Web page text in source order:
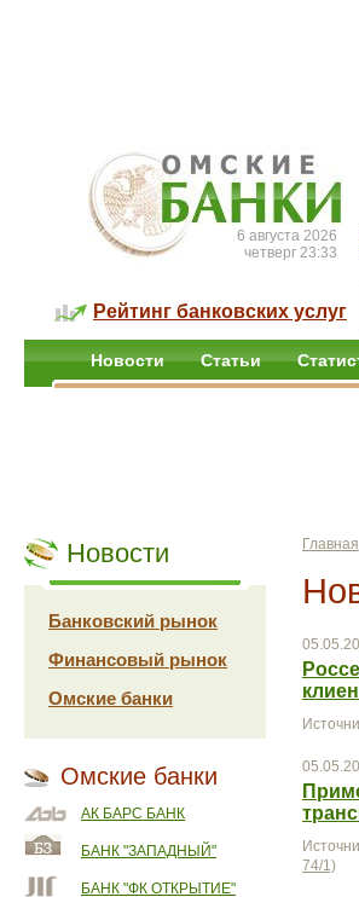
6 августа 2026
четверг 23:33
Рейтинг банковских услуг
Новости Статьи
Новости
Банковский рынок
Финансовый рынок
Омские банки
Омские банки
АК БАРС БАНК
БАНК "ЗАПАДНЫЙ"
БАНК "ФК ОТКРЫТИЕ"
Главная
74/1)